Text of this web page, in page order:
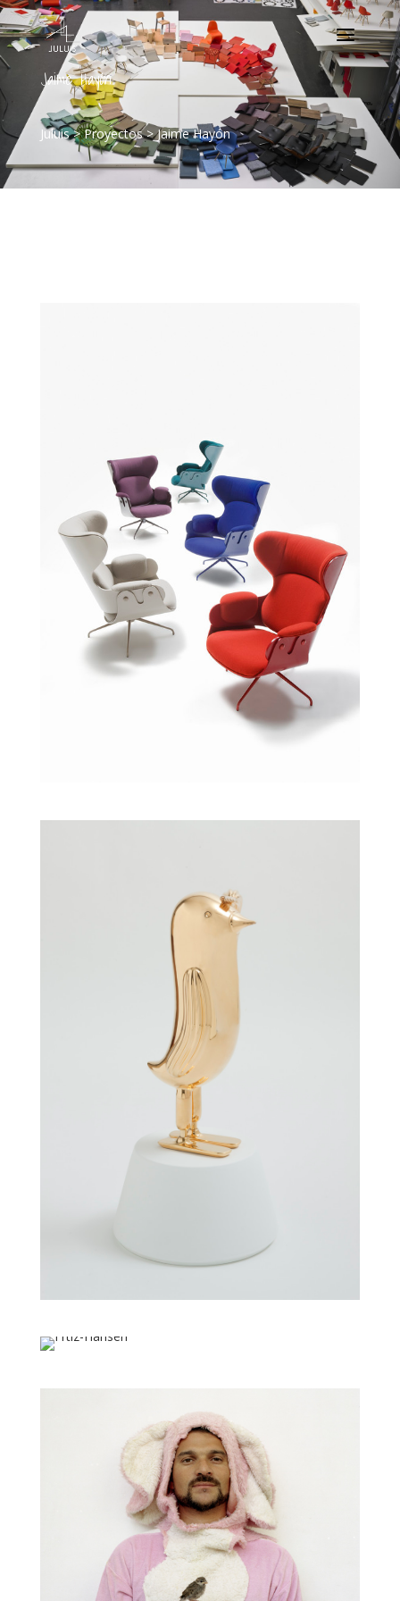
Jaime Hayón
Juluis>Proyectos>Jaime Hayón